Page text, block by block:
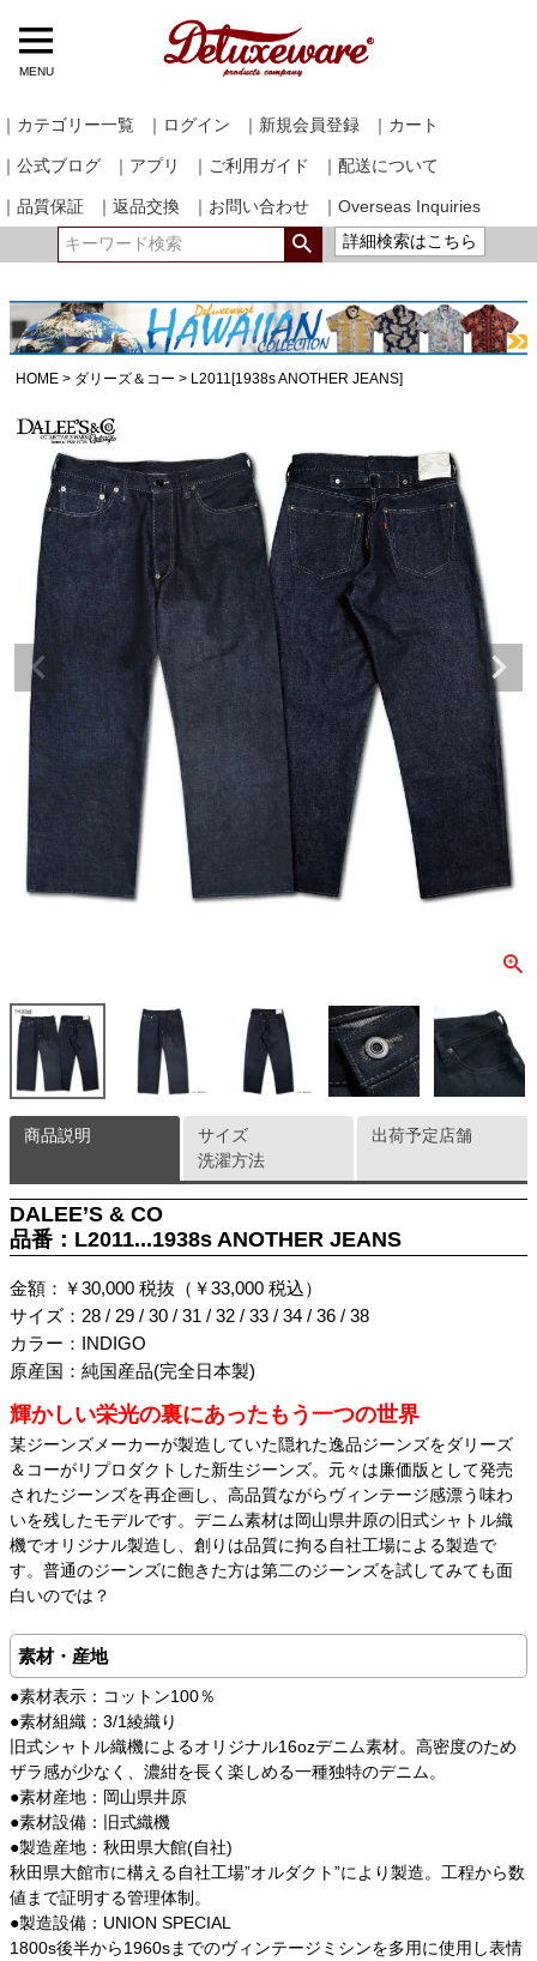
MENU
｜カテゴリー一覧 ｜ログイン ｜新規会員登録 ｜カート
｜公式ブログ ｜アプリ ｜ご利用ガイド ｜配送について
｜品質保証 ｜返品交換 ｜お問い合わせ
｜Overseas Inquiries
詳細検索はこちら
HOME ダリーズ＆コー L2011[1938s ANOTHER JEANS]
商品説明
DALEE’S & CO
品番：L2011...1938s ANOTHER JEANS
金額：￥30,000 税抜（￥33,000 税込）
サイズ：28 / 29 / 30 / 31 / 32 / 33 / 34 / 36 / 38
カラー：INDIGO
原産国：純国産品(完全日本製)
輝かしい栄光の裏にあったもう一つの世界
某ジーンズメーカーが製造していた隠れた逸品ジーンズをダリーズ
＆コーがリプロダクトした新生ジーンズ。元々は廉価版として発売
されたジーンズを再企画し、高品質ながらヴィンテージ感漂う味わ
いを残したモデルです。デニム素材は岡山県井原の旧式シャトル織
機でオリジナル製造し、創りは品質に拘る自社工場による製造で
す。普通のジーンズに飽きた方は第二のジーンズを試してみても面
白いのでは？
素材・産地
●素材表示：コットン100％
●素材組織：3/1綾織り
旧式シャトル織機によるオリジナル16ozデニム素材。高密度のため
ザラ感が少なく、濃紺を長く楽しめる一種独特のデニム。
●素材産地：岡山県井原
●素材設備：旧式織機
●製造産地：秋田県大館(自社)
秋田県大館市に構える自社工場”オルダクト”により製造。工程から数
値まで証明する管理体制。
●製造設備：UNION SPECIAL
1800s後半から1960sまでのヴィンテージミシンを多用に使用し表情
サイズ
洗濯方法
出荷予定店舗